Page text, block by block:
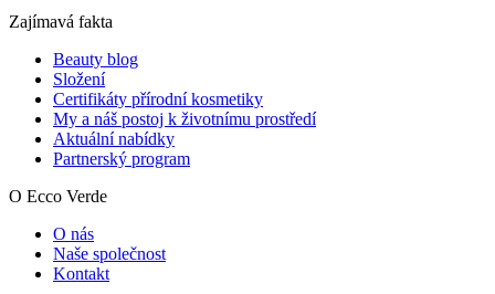
Zajímavá fakta
Beauty blog
Složení
Certifikáty přírodní kosmetiky
My a náš postoj k životnímu prostředí
Aktuální nabídky
Partnerský program
O Ecco Verde
O nás
Naše společnost
Kontakt